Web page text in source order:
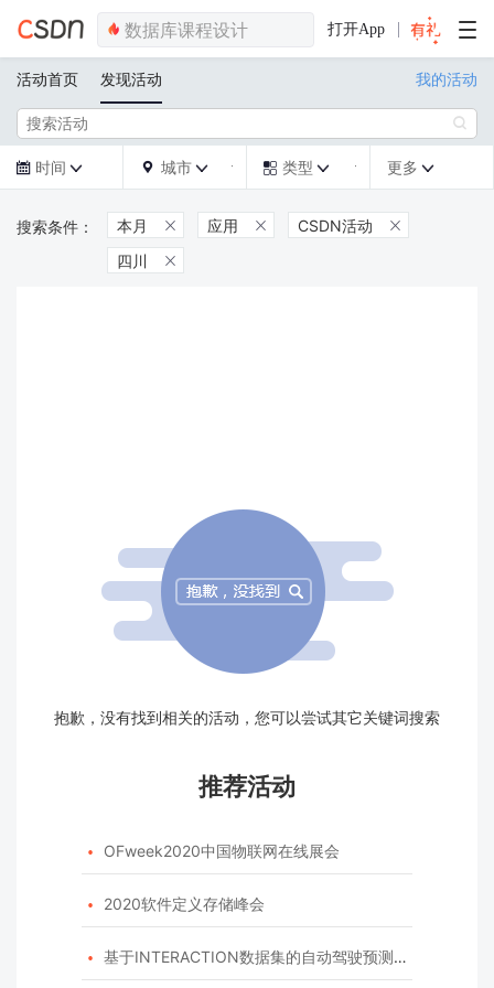
打开App
活动首页 发现活动 我的活动

 时间   城市   类型  更多 
本月  应用  CSDN活动 
四川 
抱歉，没有找到相关的活动，您可以尝试其它关键词搜索
推荐活动
 OFweek2020中国物联网在线展会
 2020软件定义存储峰会
 基于INTERACTION数据集的自动驾驶预测模型挑战赛